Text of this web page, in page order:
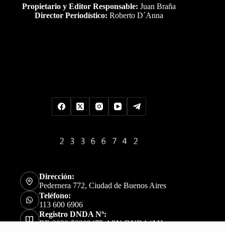
Propietario y Editor Responsable: Juan Braña
Director Periodístico: Roberto D´Anna
Dirección:
Pedernera 772, Ciudad de Buenos Aires
Teléfono:
113 600 6906
Registro DNDA Nº:
RE-2020-52309475-APN-DNDA#MJ